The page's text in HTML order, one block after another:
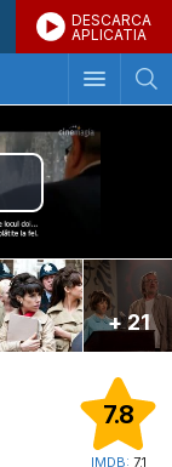
DESCARCA
APLICATIA
+ 21
7.8
IMDB: 7.1